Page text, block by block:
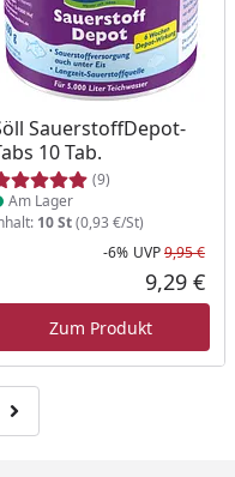
ProzentPreis
Preis
SauerstoffDepot-
10 Tab.
(9)
am Lager
Am Lager
10 St(0,93 €/St)
-6% UVP9,95 €
9,29 €
Zum Produkt
2
Zur nächsten Seite